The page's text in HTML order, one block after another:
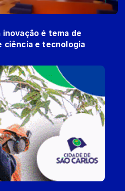
inovação é tema de
ciência e tecnologia